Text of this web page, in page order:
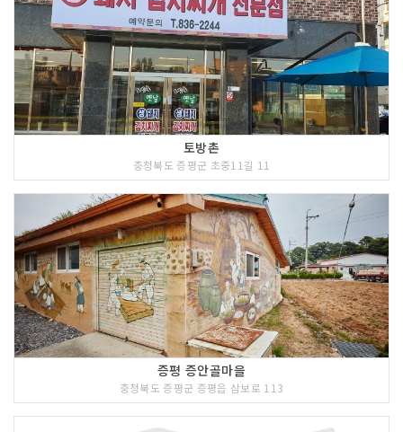
토방촌
충청북도 증평군 초중11길 11
증평 증안골마을
충청북도 증평군 증평읍 삼보로 113